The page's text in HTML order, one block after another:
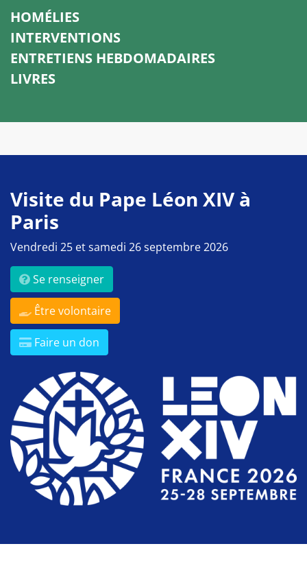
HOMÉLIES
INTERVENTIONS
ENTRETIENS HEBDOMADAIRES
LIVRES
Visite du Pape Léon XIV à
Paris
Vendredi 25 et samedi 26 septembre 2026
Se renseigner
Être volontaire
Faire un don